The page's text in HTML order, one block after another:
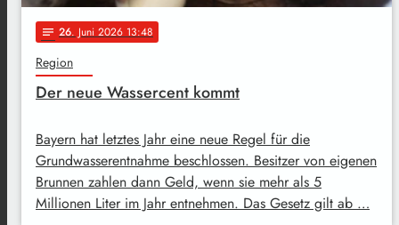
notes 26. Juni 2026 13:48
Region
Der neue Wassercent kommt
Bayern hat letztes Jahr eine neue Regel für die
Grundwasserentnahme beschlossen. Besitzer von eigenen
Brunnen zahlen dann Geld, wenn sie mehr als 5
Millionen Liter im Jahr entnehmen. Das Gesetz gilt ab …